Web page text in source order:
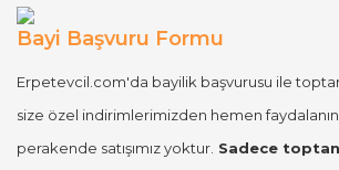
Bayi Başvuru Formu
Erpetevcil.com'da bayilik başvurusu ile toptan
size özel indirimlerimizden hemen
perakende satışımız yoktur. Sadece toptan